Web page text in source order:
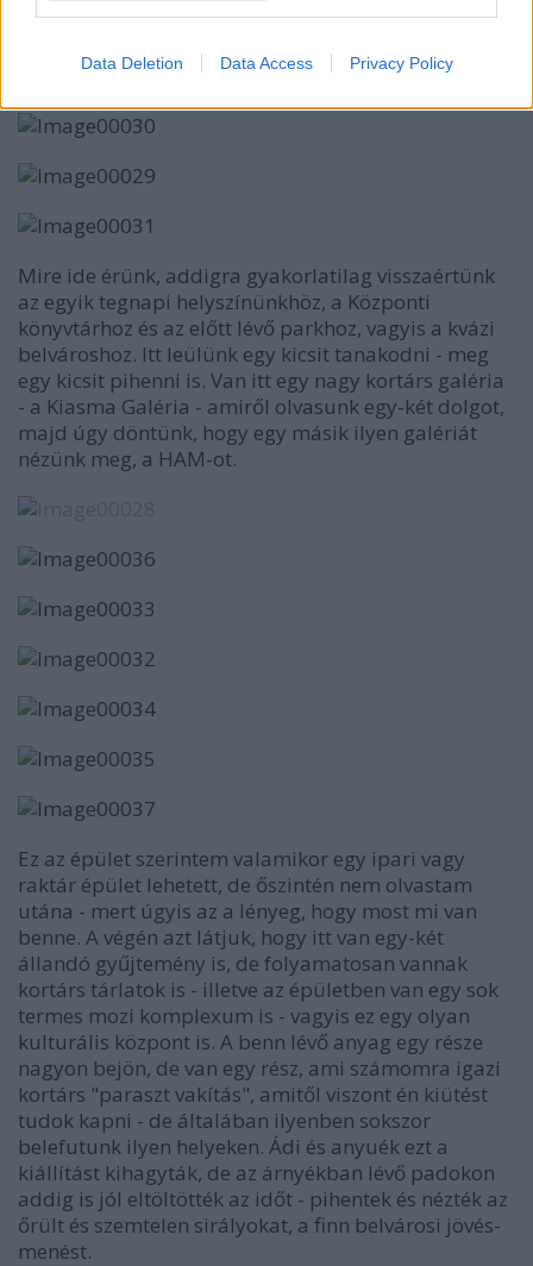
Data Deletion Data Access Privacy Policy
Mire ide érünk, addigra gyakorlatilag visszaértünk
az egyik tegnapi helyszínünkhöz, a Központi
könyvtárhoz és az előtt lévő parkhoz, vagyis a kvázi
belvároshoz. Itt leülünk egy kicsit tanakodni - meg
egy kicsit pihenni is. Van itt egy nagy kortárs galéria
- a Kiasma Galéria - amiről olvasunk egy-két dolgot,
majd úgy döntünk, hogy egy másik ilyen galériát
nézünk meg, a HAM-ot.
Ez az épület szerintem valamikor egy ipari vagy
raktár épület lehetett, de őszintén nem olvastam
utána - mert úgyis az a lényeg, hogy most mi van
benne. A végén azt látjuk, hogy itt van egy-két
állandó gyűjtemény is, de folyamatosan vannak
kortárs tárlatok is - illetve az épületben van egy sok
termes mozi komplexum is - vagyis ez egy olyan
kulturális központ is. A benn lévő anyag egy része
nagyon bejön, de van egy rész, ami számomra igazi
kortárs "paraszt vakítás", amitől viszont én kiütést
tudok kapni - de általában ilyenben sokszor
belefutunk ilyen helyeken. Ádi és anyuék ezt a
kiállítást kihagyták, de az árnyékban lévő padokon
addig is jól eltöltötték az időt - pihentek és nézték az
őrült és szemtelen sirályokat, a finn belvárosi jövés-
menést.